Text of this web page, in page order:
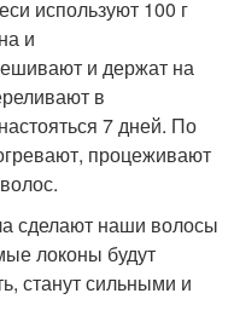
используют 100 г
и
и держат на
в
7 дней. По
процеживают
сделают наши волосы
локоны будут
станут сильными и